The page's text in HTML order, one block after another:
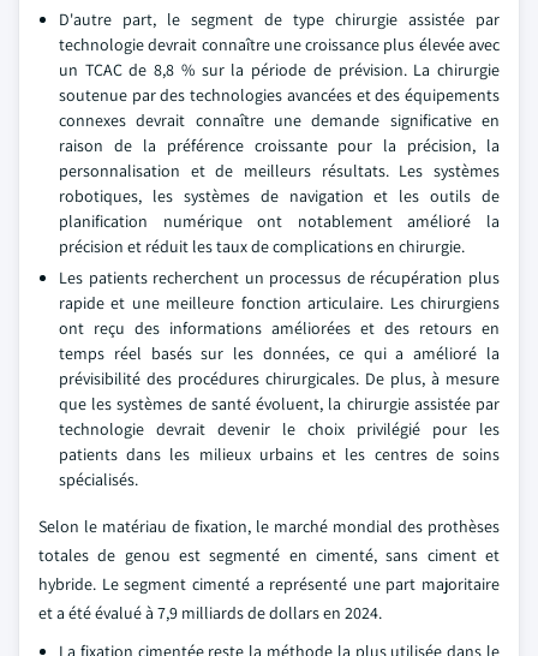
D'autre part, le segment de type chirurgie assistée par
technologie devrait connaître une croissance plus élevée avec
un TCAC de 8,8 % sur la période de prévision. La chirurgie
soutenue par des technologies avancées et des équipements
connexes devrait connaître une demande significative en
raison de la préférence croissante pour la précision, la
personnalisation et de meilleurs résultats. Les systèmes
robotiques, les systèmes de navigation et les outils de
planification numérique ont notablement amélioré la
précision et réduit les taux de complications en chirurgie.
Les patients recherchent un processus de récupération plus
rapide et une meilleure fonction articulaire. Les chirurgiens
ont reçu des informations améliorées et des retours en
temps réel basés sur les données, ce qui a amélioré la
prévisibilité des procédures chirurgicales. De plus, à mesure
que les systèmes de santé évoluent, la chirurgie assistée par
technologie devrait devenir le choix privilégié pour les
patients dans les milieux urbains et les centres de soins
spécialisés.
Selon le matériau de fixation, le marché mondial des prothèses
totales de genou est segmenté en cimenté, sans ciment et
hybride. Le segment cimenté a représenté une part majoritaire
et a été évalué à 7,9 milliards de dollars en 2024.
La fixation cimentée reste la méthode la plus utilisée dans le